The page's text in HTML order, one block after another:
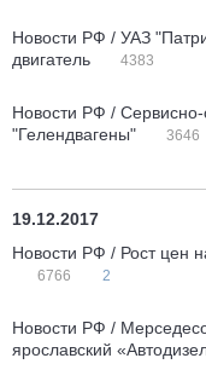
Новости РФ / УАЗ
двигатель
4383
Новости РФ /
"Гелендвагены"
3646
19.12.2017
Новости РФ / Рост цен
6766 2
Новости РФ /
ярославский